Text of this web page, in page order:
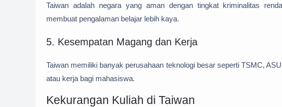
Taiwan adalah negara yang aman dengan tingkat kriminalitas
membuat pengalaman belajar lebih kaya.
5. Kesempatan Magang dan Kerja
Taiwan memiliki banyak perusahaan teknologi besar seperti TSMC,
atau kerja bagi mahasiswa.
Kekurangan Kuliah di Taiwan